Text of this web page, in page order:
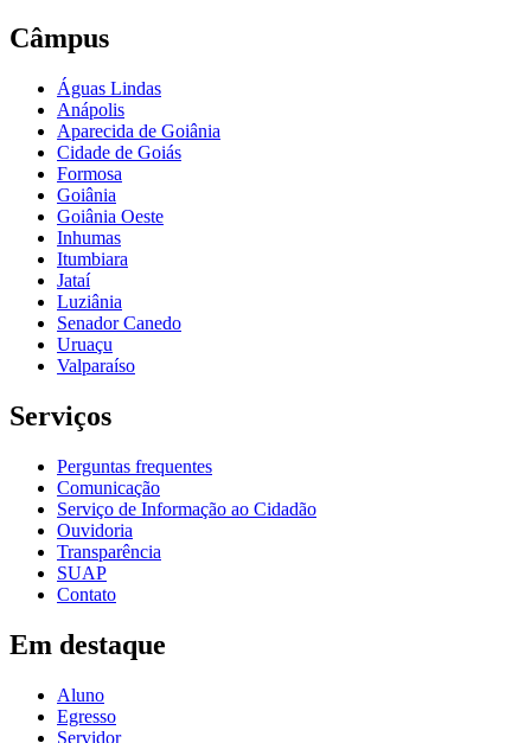
Câmpus
Águas Lindas
Anápolis
Aparecida de Goiânia
Cidade de Goiás
Formosa
Goiânia
Goiânia Oeste
Inhumas
Itumbiara
Jataí
Luziânia
Senador Canedo
Uruaçu
Valparaíso
Serviços
Perguntas frequentes
Comunicação
Serviço de Informação ao Cidadão
Ouvidoria
Transparência
SUAP
Contato
Em destaque
Aluno
Egresso
Servidor